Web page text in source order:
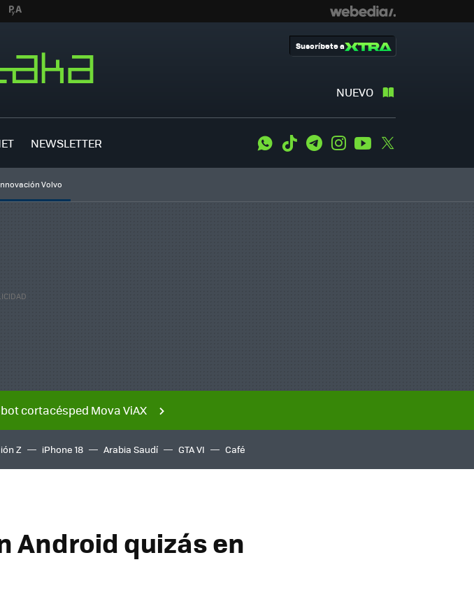
NUEVO
Suscríbete a
NEWSLETTER WhatsApp
Tiktok TelegramInstagramYoutube
Volvo
cortacésped Mova ViAX
Z iPhone 18 Arabia Saudí GTA VI Café
Android quizás en